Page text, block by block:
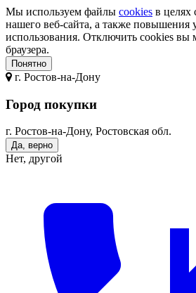
Мы используем файлы cookies в целях
нашего веб-сайта, а также повышения
использования. Отключить cookies вы
браузера.
Понятно
г. Ростов-на-Дону
Город покупки
г. Ростов-на-Дону, Ростовская обл.
Да, верно
Нет, другой